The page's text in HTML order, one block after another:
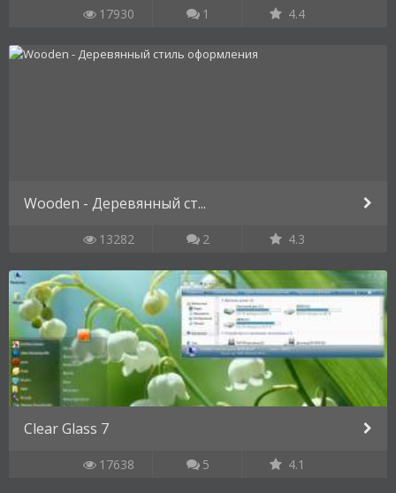
17930 1 4.4
Wooden - Деревянный ст...
13282 2 4.3
Clear Glass 7
17638 5 4.1